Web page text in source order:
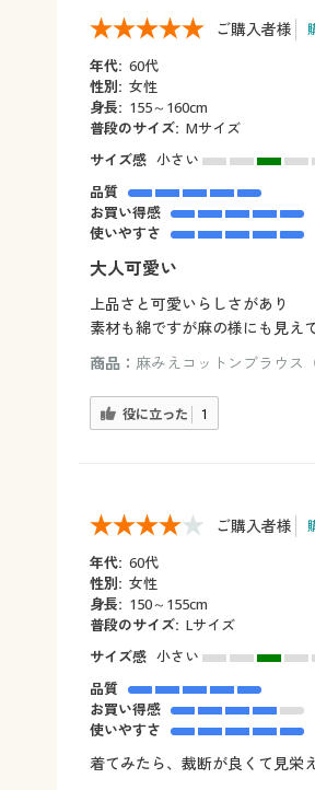
ご購入者様
年代: 60代
性別: 女性
身長: 155～160cm
普段のサイズ: Mサイズ
サイズ感 小さい
品質
お買い得感
使いやすさ
大人可愛い
上品さと可愛いらしさがあり
素材も綿ですが麻の様にも見え
商品： 麻みえコットンブラウス
役に立った 1
ご購入者様
年代: 60代
性別: 女性
身長: 150～155cm
普段のサイズ: Lサイズ
サイズ感 小さい
品質
お買い得感
使いやすさ
着てみたら、裁断が良くて見栄